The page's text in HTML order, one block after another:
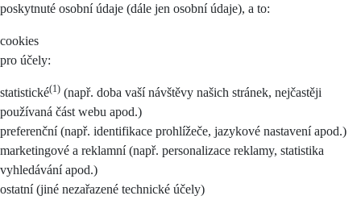
poskytnuté osobní údaje (dále jen osobní údaje), a to:
cookies
pro účely:
statistické(1) (např. doba vaší návštěvy našich stránek, nejčastěji
používaná část webu apod.)
preferenční (např. identifikace prohlížeče, jazykové nastavení apod.)
marketingové a reklamní (např. personalizace reklamy, statistika
vyhledávání apod.)
ostatní (jiné nezařazené technické účely)